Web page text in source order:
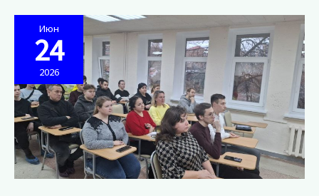
в
Институте
профессионального
развития
прошли
курсы
повышения
квалификации
для
советников
директоров
по
воспитанию
и
взаимодействию
с
детскими
общественными
Июн
24
2026